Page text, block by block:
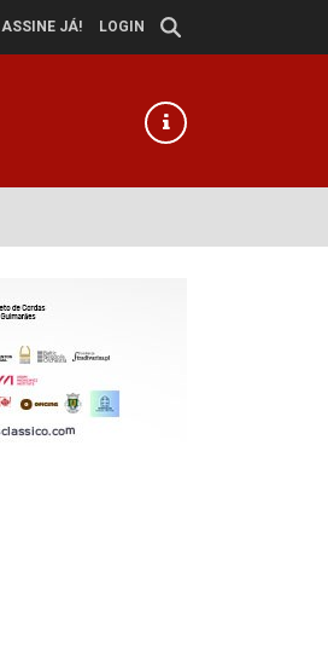
ASSINE JÁ! LOGIN